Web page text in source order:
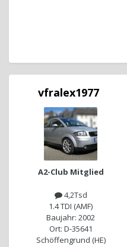
vfralex1977
A2-Club Mitglied
4,2Tsd
1.4 TDI (AMF)
Baujahr: 2002
Ort: D-35641
Schöffengrund (HE)